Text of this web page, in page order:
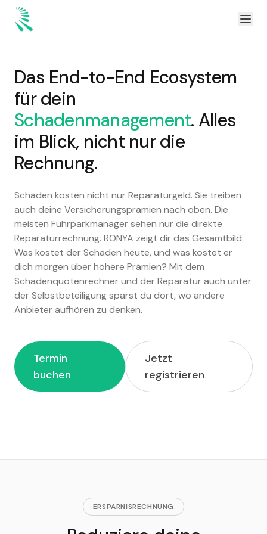
Zum Inhalt springen
Zum Hauptinhalt springen
Das End-to-End Ecosystem
für dein
Schadenmanagement. Alles
im Blick, nicht nur die
Rechnung.
Schäden kosten nicht nur Reparaturgeld. Sie treiben
auch deine Versicherungsprämien nach oben. Die
meisten Fuhrparkmanager sehen nur die direkte
Reparaturrechnung. RONYA zeigt dir das Gesamtbild:
Was kostet der Schaden heute, und was kostet er
dich morgen über höhere Prämien? Mit dem
Schadenquotenrechner und der Reparatur auch unter
der Selbstbeteiligung sparst du dort, wo andere
Anbieter aufhören zu denken.
Termin
buchen
Jetzt
registrieren
ERSPARNISRECHNUNG